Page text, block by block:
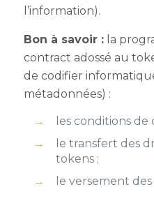
l’information).
Bon à savoir :la
contract adossé au
de codifier
métadonnées) :
les conditions de
le transfert des
tokens ;
le versement